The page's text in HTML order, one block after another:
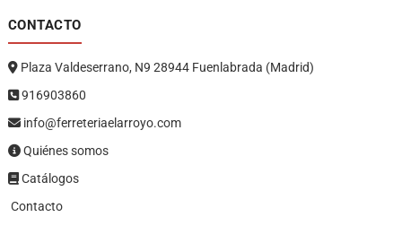
CONTACTO
Plaza Valdeserrano, N9 28944 Fuenlabrada (Madrid)
916903860
info@ferreteriaelarroyo.com
Quiénes somos
Catálogos
Contacto